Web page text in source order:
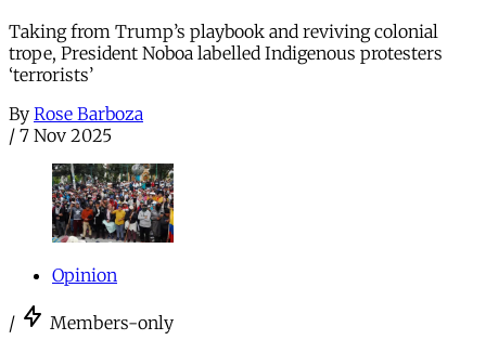
Taking from Trump’s playbook and reviving colonial
trope, President Noboa labelled Indigenous protesters
‘terrorists’
By Rose Barboza
/ 7 Nov 2025
Opinion
/ Members-only